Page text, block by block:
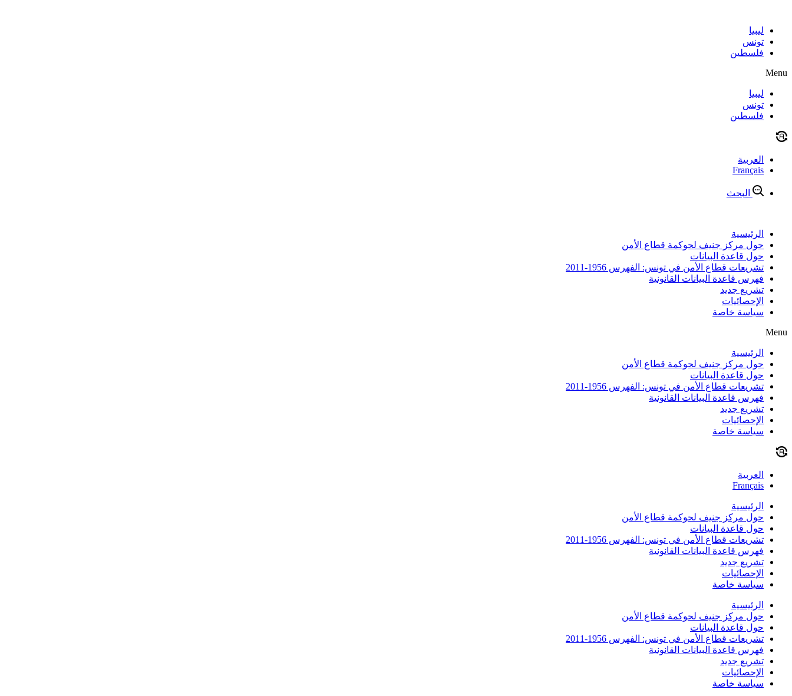
contentليبيا
تونس
فلسطين
Menu
ليبيا
تونس
فلسطين
العربية
Français
البحث
الرئيسية
حول مركز جنيف لحوكمة قطاع الأمن
حول قاعدة البيانات
تشريعات قطاع الأمن في تونس: الفهرس 1956-2011
فهرس قاعدة البيانات القانونية
تشريع جديد
الإحصائيات
سياسة خاصة
Menu
الرئيسية
حول مركز جنيف لحوكمة قطاع الأمن
حول قاعدة البيانات
تشريعات قطاع الأمن في تونس: الفهرس 1956-2011
فهرس قاعدة البيانات القانونية
تشريع جديد
الإحصائيات
سياسة خاصة
العربية
Français
الرئيسية
حول مركز جنيف لحوكمة قطاع الأمن
حول قاعدة البيانات
تشريعات قطاع الأمن في تونس: الفهرس 1956-2011
فهرس قاعدة البيانات القانونية
تشريع جديد
الإحصائيات
سياسة خاصة
الرئيسية
حول مركز جنيف لحوكمة قطاع الأمن
حول قاعدة البيانات
تشريعات قطاع الأمن في تونس: الفهرس 1956-2011
فهرس قاعدة البيانات القانونية
تشريع جديد
الإحصائيات
سياسة خاصة